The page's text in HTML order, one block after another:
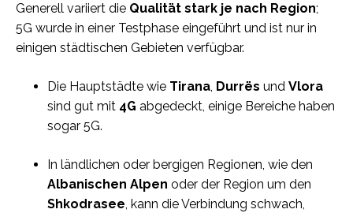
Generell variiert die Qualität stark je nach Region;
5G wurde in einer Testphase eingeführt und ist nur in
einigen städtischen Gebieten verfügbar.
Die Hauptstädte wie Tirana, Durrës und Vlora
sind gut mit 4G abgedeckt, einige Bereiche haben
sogar 5G.
In ländlichen oder bergigen Regionen, wie den
Albanischen Alpen oder der Region um den
Shkodrasee, kann die Verbindung schwach,